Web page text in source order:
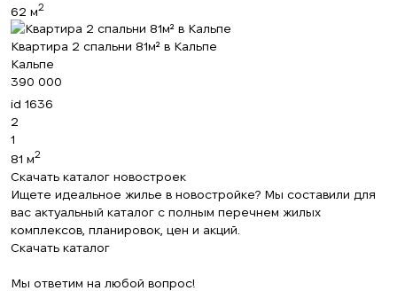
62 м2
Квартира 2 спальни 81м² в Кальпе
Кальпе
390 000
id 1636
2
1
81 м2
Скачать каталог новостроек
Ищете идеальное жилье в новостройке? Мы составили для
вас актуальный каталог с полным перечнем жилых
комплексов, планировок, цен и акций.
Скачать каталог
Мы ответим на любой вопрос!